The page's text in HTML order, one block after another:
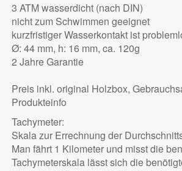
3 ATM wasserdicht (nach DIN)
nicht zum Schwimmen geeignet
kurzfristiger Wasserkontakt ist
Ø: 44 mm, h: 16 mm, ca. 120g
2 Jahre Garantie
Preis inkl. original Holzbox,
Produkteinfo
Tachymeter:
Skala zur Errechnung der
Man fährt 1 Kilometer und misst die
Tachymeterskala lässt sich die